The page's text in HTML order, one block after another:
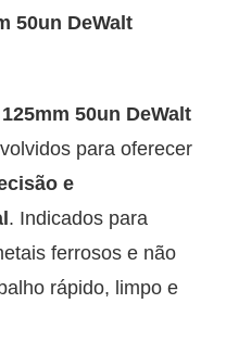
50un DeWalt
50un DeWalt
para oferecer
e
. Indicados para
ferrosos e não
rápido, limpo e